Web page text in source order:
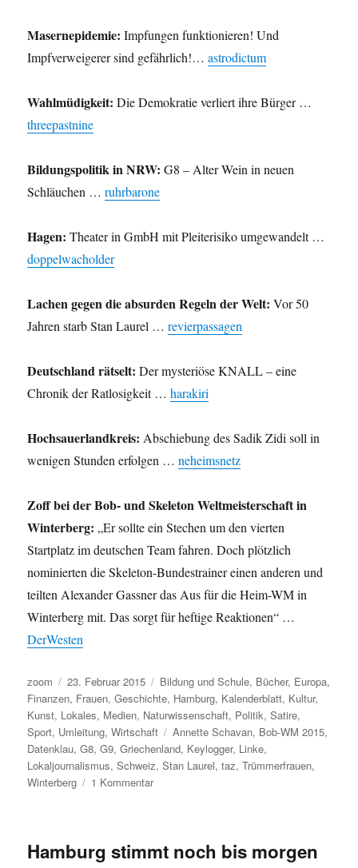
Masernepidemie: Impfungen funktionieren! Und
Impfverweigerer sind gefährlich!…astrodictum
Wahlmüdigkeit: Die Demokratie verliert ihre Bürger …
threepastnine
Bildungspolitik in NRW: G8 – Alter Wein in neuen
Schläuchen …ruhrbarone
Hagen: Theater in GmbH mit Pleiterisiko umgewandelt …
doppelwacholder
Lachen gegen die absurden Regeln der Welt: Vor 50
Jahren starb Stan Laurel …revierpassagen
Deutschland rätselt: Der mysteriöse KNALL – eine
Chronik der Ratlosigkeit …harakiri
Hochsauerlandkreis: Abschiebung des Sadik Zidi soll in
wenigen Stunden erfolgen …neheimsnetz
Zoff bei der Bob- und Skeleton Weltmeisterschaft in
Winterberg: „Er sollte ein Stechen um den vierten
Startplatz im deutschen Team fahren. Doch plötzlich
nominierten die Skeleton-Bundestrainer einen anderen und
teilten Alexander Gassner das Aus für die Heim-WM in
Winterberg mit. Das sorgt für heftige Reaktionen“ …
DerWesten
Autor
zoom
Veröffentlicht
am
23. Februar 2015 Kategorien
Bildung und Schule, Bücher, Europa,
Finanzen, Frauen,Geschichte, Hamburg, Kalenderblatt, Kultur,
Kunst, Lokales, Medien, Naturwissenschaft, Politik,Satire,
Sport, Umleitung,Wirtschaft Schlagwörter
Annette Schavan, Bob-WM 2015,
Datenklau,G8,G9,Griechenland, Keylogger, Linke,
Lokaljournalismus,Schweiz,Stan Laurel,taz,Trümmerfrauen,
Winterberg
1 Kommentarzu
Rom,
Hamburg stimmt noch bis morgen